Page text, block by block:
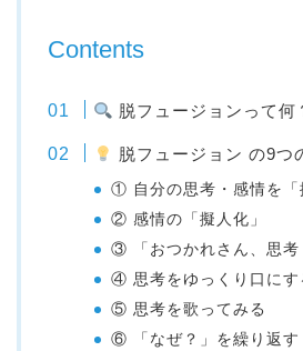
Contents
脱フュージョンって何
脱フュージョン の9つ
① 自分の思考・感情を「
② 感情の「擬人化」
③ 「おつかれさん、思考
④ 思考をゆっくり口にす
⑤ 思考を歌ってみる
⑥ 「なぜ？」を繰り返す